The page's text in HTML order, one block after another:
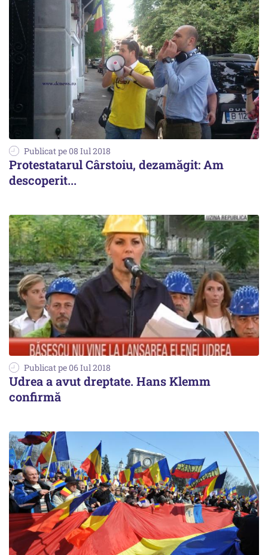
Publicat pe 08 Iul 2018
Protestatarul Cârstoiu, dezamăgit: Am
descoperit...
Publicat pe 06 Iul 2018
Udrea a avut dreptate. Hans Klemm
confirmă